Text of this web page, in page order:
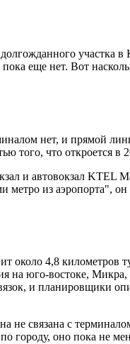
еще нет. Вот
нет, и прямой
того, что откроется в
и автовокзал KTEL
из аэропорта",
около 4,8 километров
на юго-востоке,
и планировщики
связана с
оно пока не